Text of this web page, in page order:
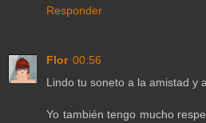
Responder
Flor 00:56
Lindo tu soneto a la amistad y
Yo también tengo mucho